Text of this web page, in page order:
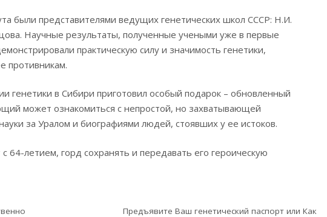
были представителями ведущих генетических школ СССР: Н.И.
Научные результаты, полученные учеными уже в первые
практическую силу и значимость генетики,
противникам.
в Сибири приготовил особый подарок – обновленный
может ознакомиться с непростой, но захватывающей
за Уралом и биографиями людей, стоявших у ее истоков.
64-летием, горд сохранять и передавать его героическую
Предъявите Ваш генетический паспорт или Как